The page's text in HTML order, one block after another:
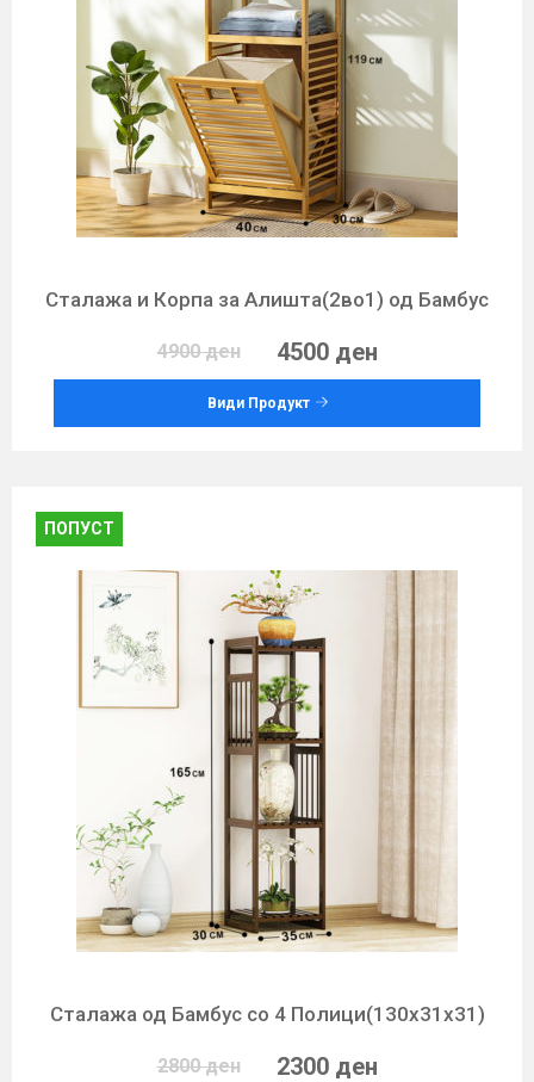
Сталажа и Корпа за Алишта(2во1) од Бамбус
4900 ден 4500 ден
Види Продукт
ПОПУСТ
Сталажа од Бамбус со 4 Полици(130х31х31)
2800 ден 2300 ден